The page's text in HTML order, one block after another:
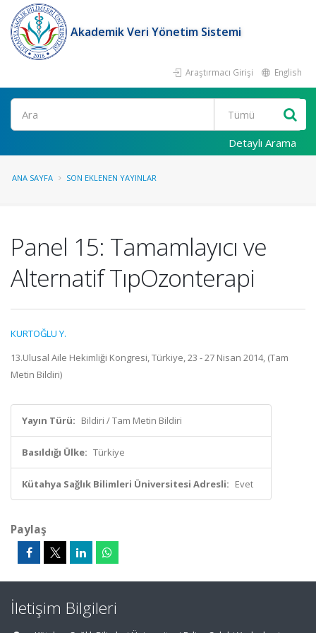
Akademik Veri Yönetim Sistemi
Araştırmacı Girişi English
Ara
Detaylı Arama
ANA SAYFA SON EKLENEN YAYINLAR
Panel 15: Tamamlayıcı ve
Alternatif TıpOzonterapi
KURTOĞLU Y.
13.Ulusal Aile Hekimliği Kongresi, Türkiye, 23 - 27 Nisan 2014, (Tam
Metin Bildiri)
Yayın Türü: Bildiri / Tam Metin Bildiri
Basıldığı Ülke: Türkiye
Kütahya Sağlık Bilimleri Üniversitesi Adresli: Evet
Paylaş
İletişim Bilgileri